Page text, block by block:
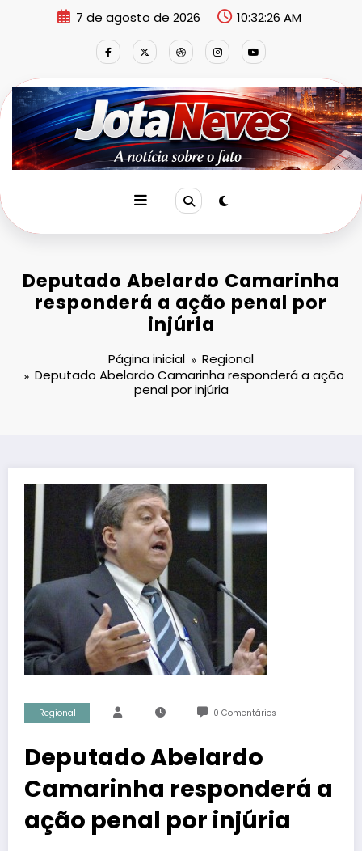
7 de agosto de 2026 10:32:26 AM
Deputado Abelardo Camarinha
responderá a ação penal por
injúria
Página inicial
Regional
Deputado Abelardo Camarinha responderá a ação
penal por injúria
Regional 0 Comentários
Deputado Abelardo
Camarinha responderá a
ação penal por injúria